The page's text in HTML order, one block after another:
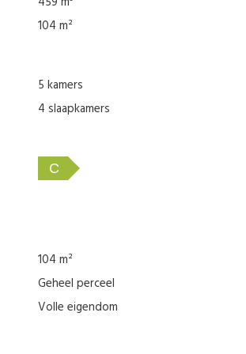
104 m²
5 kamers
4 slaapkamers
C
104 m²
Geheel perceel
Volle eigendom